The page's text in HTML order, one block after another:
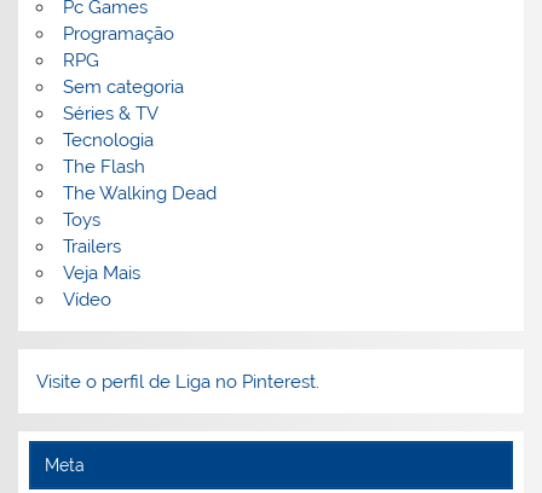
Pc Games
Programação
RPG
Sem categoria
Séries & TV
Tecnologia
The Flash
The Walking Dead
Toys
Trailers
Veja Mais
Vídeo
Visite o perfil de Liga no Pinterest.
Meta